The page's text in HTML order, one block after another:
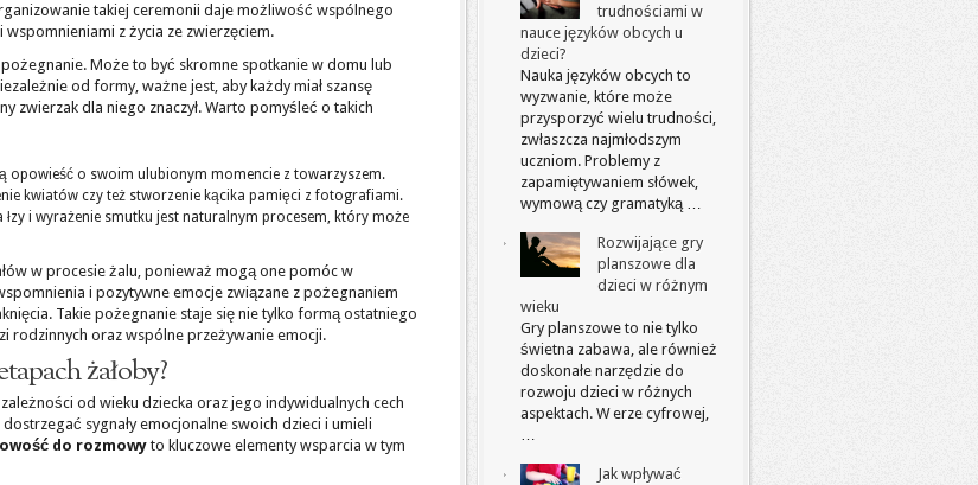
takiej ceremonii daje możliwość wspólnego
wspomnieniami z życia ze zwierzęciem.
Może to być skromne spotkanie w domu lub
od formy, ważne jest, aby każdy miał szansę
zwierzak dla niego znaczył. Warto pomyśleć o takich
opowieść o swoim ulubionym momencie z towarzyszem.
kwiatów czy też stworzenie kącika pamięci z fotografiami.
łzy i wyrażenie smutku jest naturalnym procesem, który może
w procesie żalu, ponieważ mogą one pomóc w
i pozytywne emocje związane z pożegnaniem
Takie pożegnanie staje się nie tylko formą ostatniego
rodzinnych oraz wspólne przeżywanie emocji.
żałoby?
od wieku dziecka oraz jego indywidualnych cech
sygnały emocjonalne swoich dzieci i umieli
do rozmowy to kluczowe elementy wsparcia w tym
trudnościami w
nauce języków obcych u
dzieci?
Nauka języków obcych to
wyzwanie, które może
przysporzyć wielu trudności,
zwłaszcza najmłodszym
uczniom. Problemy z
zapamiętywaniem słówek,
wymową czy gramatyką …
Rozwijające gry
planszowe dla
dzieci w różnym
wieku
Gry planszowe to nie tylko
świetna zabawa, ale również
doskonałe narzędzie do
rozwoju dzieci w różnych
aspektach. W erze cyfrowej,
…
Jak wpływać